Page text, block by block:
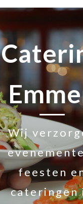
Wij
feesten
cateringen